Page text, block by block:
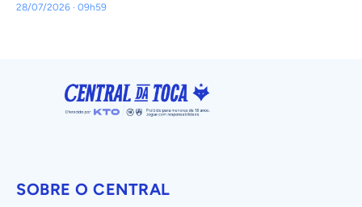
28/07/2026 · 09h59
SOBRE O CENTRAL